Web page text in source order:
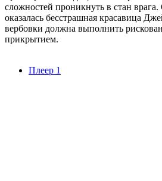
сложностей проникнуть в стан
оказалась бесстрашная красавица
вербовки должна выполнить
прикрытием.
Плеер 1